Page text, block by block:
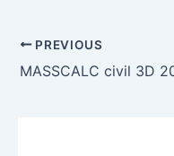
PREVIOUS
MASSCALC civil 3D